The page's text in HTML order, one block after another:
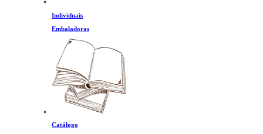
Individuais
Embaladoras
Catálogo